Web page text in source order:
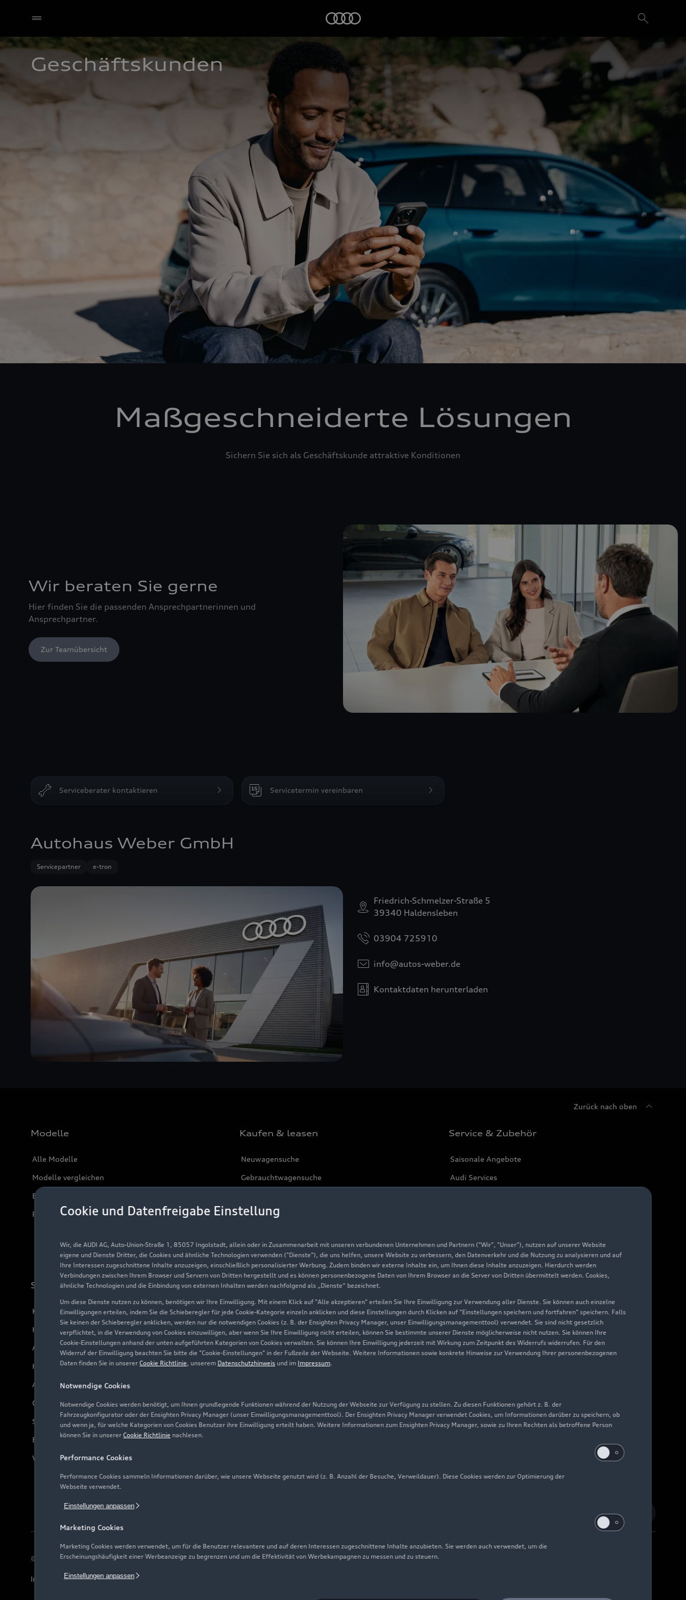
Cookie und Datenfreigabe Einstellung
Wir, die AUDI AG, Auto-Union-Straße 1, 85057 Ingolstadt, allein oder in Zusammenarbeit mit unseren verbundenen Unternehmen und Partnern ("Wir", "Unser"), nutzen auf unserer Website
eigene und Dienste Dritter, die Cookies und ähnliche Technologien verwenden ("Dienste"), die uns helfen, unsere Website zu verbessern, den Datenverkehr und die Nutzung zu analysieren und auf
Ihre Interessen zugeschnittene Inhalte anzuzeigen, einschließlich personalisierter Werbung. Zudem binden wir externe Inhalte ein, um Ihnen diese Inhalte anzuzeigen. Hierdurch werden
Verbindungen zwischen Ihrem Browser und Servern von Dritten hergestellt und es können personenbezogene Daten von Ihrem Browser an die Server von Dritten übermittelt werden. Cookies,
ähnliche Technologien und die Einbindung von externen Inhalten werden nachfolgend als „Dienste“ bezeichnet.
Um diese Dienste nutzen zu können, benötigen wir Ihre Einwilligung. Mit einem Klick auf "Alle akzeptieren" erteilen Sie Ihre Einwilligung zur Verwendung aller Dienste. Sie können auch einzelne
Einwilligungen erteilen, indem Sie die Schieberegler für jede Cookie-Kategorie einzeln anklicken und diese Einstellungen durch Klicken auf "Einstellungen speichern und fortfahren" speichern. Falls
Sie keinen der Schieberegler anklicken, werden nur die notwendigen Cookies (z. B. der Ensighten Privacy Manager, unser Einwilligungsmanagementtool) verwendet. Sie sind nicht gesetzlich
verpflichtet, in die Verwendung von Cookies einzuwilligen, aber wenn Sie Ihre Einwilligung nicht erteilen, können Sie bestimmte unserer Dienste möglicherweise nicht nutzen. Sie können Ihre
Cookie-Einstellungen anhand der unten aufgeführten Kategorien von Cookies verwalten. Sie können Ihre Einwilligung jederzeit mit Wirkung zum Zeitpunkt des Widerrufs widerrufen. Für den
Widerruf der Einwilligung beachten Sie bitte die "Cookie-Einstellungen" in der Fußzeile der Webseite. Weitere Informationen sowie konkrete Hinweise zur Verwendung Ihrer personenbezogenen
Daten finden Sie in unsererCookie Richtlinie, unserem Datenschutzhinweis und im Impressum.
Notwendige Cookies
Notwendige Cookies werden benötigt, um Ihnen grundlegende Funktionen während der Nutzung der Webseite zur Verfügung zu stellen. Zu diesen Funktionen gehört z. B. der
Fahrzeugkonfigurator oder der Ensighten Privacy Manager (unser Einwilligungsmanagementtool). Der Ensighten Privacy Manager verwendet Cookies, um Informationen darüber zu speichern, ob
und wenn ja, für welche Kategorien von Cookies Benutzer ihre Einwilligung erteilt haben. Weitere Informationen zum Ensighten Privacy Manager, sowie zu Ihren Rechten als betroffene Person
können Sie in unsererCookie Richtlinie nachlesen.
Performance Cookies
Performance Cookies sammeln Informationen darüber, wie unsere Webseite genutzt wird (z. B. Anzahl der Besuche, Verweildauer). Diese Cookies werden zur Optimierung der
Webseite verwendet.
Einstellungen anpassen
Marketing Cookies
Marketing Cookies werden verwendet, um für die Benutzer relevantere und auf deren Interessen zugeschnittene Inhalte anzubieten. Sie werden auch verwendet, um die
Erscheinungshäufigkeit einer Werbeanzeige zu begrenzen und um die Effektivität von Werbekampagnen zu messen und zu steuern.
Einstellungen anpassen
Geschäftskunden
Maßgeschneiderte Lösungen
Sichern Sie sich als Geschäftskunde attraktive Konditionen
Wir beraten Sie gerne
Hier finden Sie die passenden Ansprechpartnerinnen und
Ansprechpartner.
Zur Teamübersicht
Serviceberater kontaktieren Servicetermin vereinbaren
Autohaus Weber GmbH
Servicepartner e-tron
Friedrich-Schmelzer-Straße 5
39340 Haldensleben
03904 725910
info@autos-weber.de
Kontaktdaten herunterladen
Zurück nach oben
Modelle
Alle Modelle
Modelle vergleichen
Elektromodelle
Plug-in-Hybride
Kaufen & leasen
Neuwagensuche
Gebrauchtwagensuche
Finanzierung
Geschäftskunden
Service & Zubehör
Saisonale Angebote
Audi Services
Support
Kundenservice
Händlersuche
Audi Code
Häufige Fragen (FAQ)
Audi Online Beratung
Online-Terminvereinbarung
Servicekontakt
Bordbuch & Bedienungsanleitungen
Verträge kündigen
Über Audi
Unternehmen
Karriere
Investor Relations
Presse & Media Center
Audi erleben
Newsletter
© 2026 AUDI AG. Alle Rechte vorbehalten
Impressum Rechtliches Hinweisgebersystem